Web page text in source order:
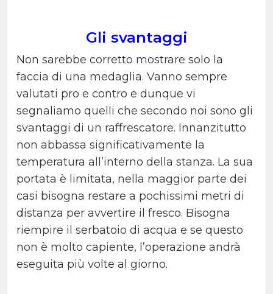
Gli svantaggi
Non sarebbe corretto mostrare solo la
faccia di una medaglia. Vanno sempre
valutati pro e contro e dunque vi
segnaliamo quelli che secondo noi sono gli
svantaggi di un raffrescatore. Innanzitutto
non abbassa significativamente la
temperatura all’interno della stanza. La sua
portata è limitata, nella maggior parte dei
casi bisogna restare a pochissimi metri di
distanza per avvertire il fresco. Bisogna
riempire il serbatoio di acqua e se questo
non è molto capiente, l’operazione andrà
eseguita più volte al giorno.